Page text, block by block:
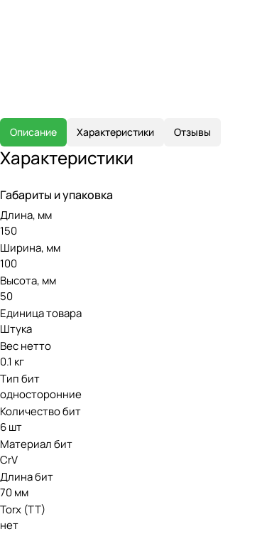
Описание Характеристики Отзывы
Характеристики
Габариты и упаковка
Длина, мм
150
Ширина, мм
100
Высота, мм
50
Единица товара
Штука
Вес нетто
0.1 кг
Тип бит
односторонние
Количество бит
6 шт
Материал бит
CrV
Длина бит
70 мм
Torx (TT)
нет